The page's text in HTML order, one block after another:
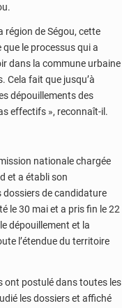
région de Ségou, cette
le processus qui a
dans la commune urbaine
Cela fait que jusqu’à
dépouillements des
effectifs », reconnaît-il.
nationale chargée
et a établi son
dossiers de candidature
le 30 mai et a pris fin le 22
dépouillement et la
l’étendue du territoire
ont postulé dans toutes les
les dossiers et affiché